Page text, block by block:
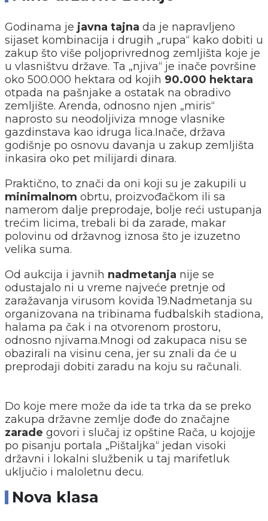
Godinama je javna tajna da je napravljeno
sijaset kombinacija i drugih „rupa“ kako dobiti u
zakup što više poljoprivrednog zemljišta koje je
u vlasništvu države. Ta „njiva“ je inače površine
oko 500.000 hektara od kojih 90.000 hektara
otpada na pašnjake a ostatak na obradivo
zemljište. Arenda, odnosno njen „miris“
naprosto su neodoljiviza mnoge vlasnike
gazdinstava kao idruga lica.Inače, država
godišnje po osnovu davanja u zakup zemljišta
inkasira oko pet milijardi dinara.
Praktično, to znači da oni koji su je zakupili u
minimalnom obrtu, proizvođačkom ili sa
namerom dalje preprodaje, bolje reći ustupanja
trećim licima, trebali bi da zarade, makar
polovinu od državnog iznosa što je izuzetno
velika suma.
Od aukcija i javnih nadmetanja nije se
odustajalo ni u vreme najveće pretnje od
zaražavanja virusom kovida 19.Nadmetanja su
organizovana na tribinama fudbalskih stadiona,
halama pa čak i na otvorenom prostoru,
odnosno njivama.Mnogi od zakupaca nisu se
obazirali na visinu cena, jer su znali da će u
preprodaji dobiti zaradu na koju su računali.
Do koje mere može da ide ta trka da se preko
zakupa državne zemlje dođe do značajne
zarade govori i slučaj iz opštine Rača, u kojojje
po pisanju portala „Pištaljka“ jedan visoki
državni i lokalni službenik u taj marifetluk
uključio i maloletnu decu.
Nova klasa